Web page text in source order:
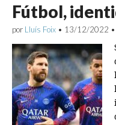
Fútbol,
por Lluís Foix • 13/12/2022 •